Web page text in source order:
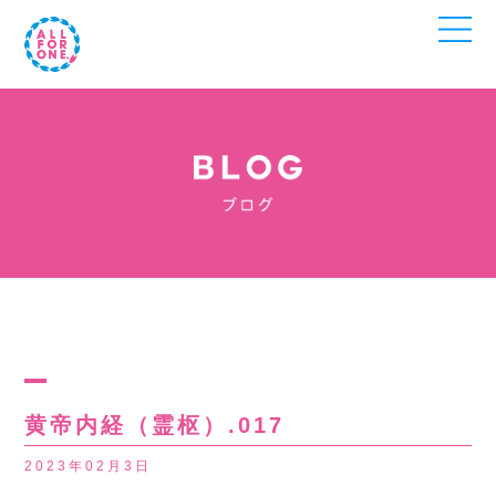
黄帝内経（霊枢）.017
2023年02月3日